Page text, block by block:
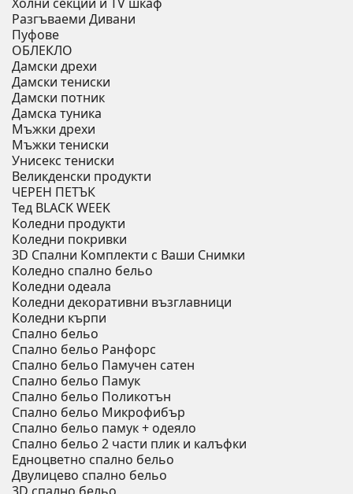
Разгъваеми Дивани
Пуфове
ОБЛЕКЛО
Дамски дрехи
Дамски тениски
Дамски потник
Дамска туника
Мъжки дрехи
Мъжки тениски
Унисекс тениски
Великденски продукти
ЧЕРЕН ПЕТЪК
Тед BLACK WEEK
Коледни продукти
Коледни покривки
3D Спални Комплекти с Ваши Снимки
Коледно спално бельо
Коледни одеала
Коледни декоративни възглавници
Коледни кърпи
Спално бельо
Спално бельо Ранфорс
Спално бельо Памучен сатен
Спално бельо Памук
Спално бельо Поликотън
Спално бельо Микрофибър
Спално бельо памук + одеяло
Спално бельо 2 части плик и калъфки
Eдноцветно спално бельо
Двулицево спално бельо